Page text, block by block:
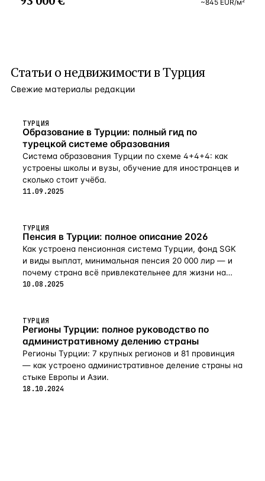
~845 EUR/м²
Статьи онедвижимости в Турция
Свежие материалы редакции
ТУРЦИЯ
Образование в Турции: полный гид по
турецкой системе образования
Система образования Турции по схеме 4+4+4: как
устроены школы и вузы, обучение для иностранцев и
сколько стоит учёба.
11.09.2025
ТУРЦИЯ
Пенсия в Турции: полное описание 2026
Как устроена пенсионная система Турции, фонд SGK
и виды выплат, минимальная пенсия 20 000 лир — и
почему страна всё привлекательнее для жизни на
пенсии в 2026-м.
10.08.2025
ТУРЦИЯ
Регионы Турции: полное руководство по
административному делению страны
Регионы Турции: 7 крупных регионов и 81 провинция
— как устроено административное деление страны на
стыке Европы и Азии.
18.10.2024